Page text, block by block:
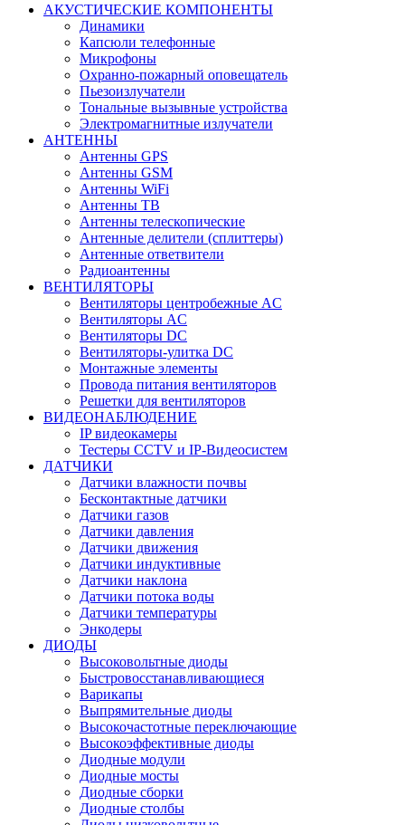
АКУСТИЧЕСКИЕ КОМПОНЕНТЫ
Динамики
Капсюли телефонные
Микрофоны
Охранно-пожарный оповещатель
Пьезоизлучатели
Тональные вызывные устройства
Электромагнитные излучатели
АНТЕННЫ
Антенны GPS
Антенны GSM
Антенны WiFi
Антенны ТВ
Антенны телескопические
Антенные делители (сплиттеры)
Антенные ответвители
Радиоантенны
ВЕНТИЛЯТОРЫ
Вентиляторы центробежные AC
Вентиляторы AC
Вентиляторы DC
Вентиляторы-улитка DC
Монтажные элементы
Провода питания вентиляторов
Решетки для вентиляторов
ВИДЕОНАБЛЮДЕНИЕ
IP видеокамеры
Тестеры CCTV и IP-Видеосистем
ДАТЧИКИ
Датчики влажности почвы
Бесконтактные датчики
Датчики газов
Датчики давления
Датчики движения
Датчики индуктивные
Датчики наклона
Датчики потока воды
Датчики температуры
Энкодеры
ДИОДЫ
Высоковольтные диоды
Быстровосстанавливающиеся
Варикапы
Выпрямительные диоды
Высокочастотные переключающие
Высокоэффективные диоды
Диодные модули
Диодные мосты
Диодные сборки
Диодные столбы